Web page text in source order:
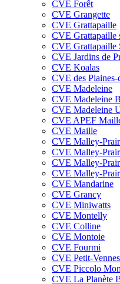
CVE Forêt
CVE Grangette
CVE Grattapaille
CVE Grattapaille
CVE Grattapaille
CVE Jardins de
CVE Koalas
CVE des
CVE Madeleine
CVE Madeleine
CVE Madeleine
CVE APEF
CVE Maille
CVE Malley-
CVE Malley-
CVE Malley-
CVE Malley-
CVE Mandarine
CVE Grancy
CVE Miniwatts
CVE Montelly
CVE Colline
CVE Montoie
CVE Fourmi
CVE Petit-Vennes
CVE Piccolo
CVE La Planète